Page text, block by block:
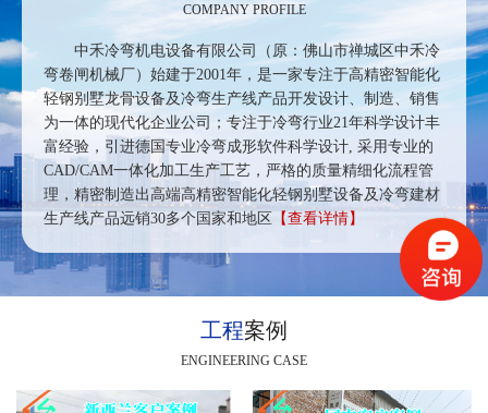
COMPANY PROFILE
中禾冷弯机电设备有限公司（原：佛山市禅城区中禾冷
弯卷闸机械厂）始建于2001年，是一家专注于高精密智能化
轻钢别墅龙骨设备及冷弯生产线产品开发设计、制造、销售
为一体的现代化企业公司；专注于冷弯行业21年科学设计丰
富经验，引进德国专业冷弯成形软件科学设计, 采用专业的
CAD/CAM一体化加工生产工艺，严格的质量精细化流程管
理，精密制造出高端高精密智能化轻钢别墅设备及冷弯建材
生产线产品远销30多个国家和地区
【查看详情】
工程案例
ENGINEERING CASE